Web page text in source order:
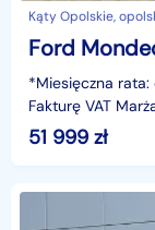
Kąty Opolskie,
*Miesięczna
Fakturę VAT
51 999 zł